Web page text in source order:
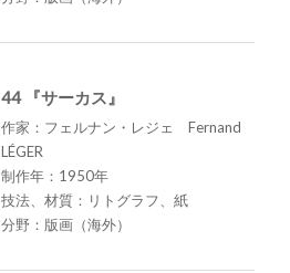
44 『サーカス』
作家：フェルナン・レジェ Fernand
LÉGER
制作年：1950年
技法、材質：リトグラフ、紙
分野：版画（海外）